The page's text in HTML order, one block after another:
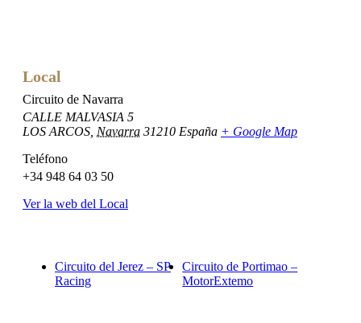
Local
Circuito de Navarra
CALLE MALVASIA 5
LOS ARCOS Navarra 31210 España + Google Map
Teléfono
+34 948 64 03 50
Ver la web del Local
Circuito del Jerez – SP
Racing
Circuito de Portimao –
MotorExtemo